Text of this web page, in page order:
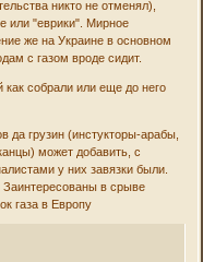
никто не отменял),
или "еврики". Мирное
же на Украине в основном
с газом вроде сидит.
как собрали или еще до него
да грузин (инстукторы-арабы,
может добавить, с
у них завязки были.
в срыве
газа в Европу